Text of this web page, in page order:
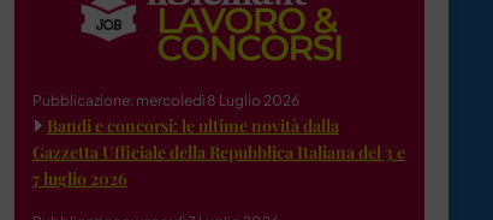
Pubblicazione: mercoledì 8 Luglio 2026
Bandi e concorsi: le ultime novità dalla
Gazzetta Ufficiale della Repubblica Italiana del 3 e
7 luglio 2026